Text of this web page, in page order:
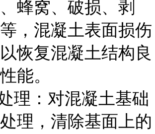
蜂窝、破损、剥
，混凝土表面损伤
恢复混凝土结构良
能。
理：对混凝土基础
理，清除基面上的